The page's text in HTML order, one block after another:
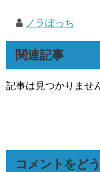
ノラぽっち
関連記事
記事は見つかりませ
コメントをど